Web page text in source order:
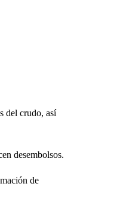
del crudo, así
desembolsos.
de